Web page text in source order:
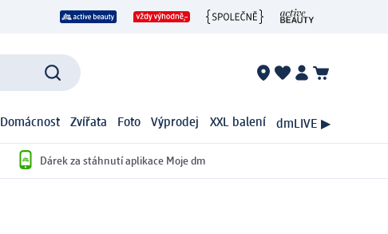
Domácnost Zvířata Foto Výprodej XXL balení dmLIVE ▶
Dárek za stáhnutí aplikace Moje dm